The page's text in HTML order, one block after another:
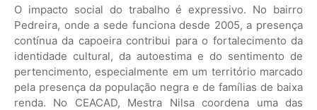
O impacto social do trabalho é expressivo. No bairro
Pedreira, onde a sede funciona desde 2005, a presença
contínua da capoeira contribui para o fortalecimento da
identidade cultural, da autoestima e do sentimento de
pertencimento, especialmente em um território marcado
pela presença da população negra e de famílias de baixa
renda. No CEACAD, Mestra Nilsa coordena uma das